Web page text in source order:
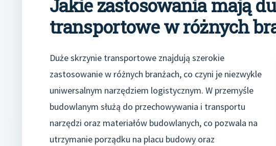
Jakie zastosowania mają
transportowe w różnych
Duże skrzynie transportowe znajdują szerokie
zastosowanie w różnych branżach, co czyni je niezwykle
uniwersalnym narzędziem logistycznym. W przemyśle
budowlanym służą do przechowywania i transportu
narzędzi oraz materiałów budowlanych, co pozwala na
utrzymanie porządku na placu budowy oraz